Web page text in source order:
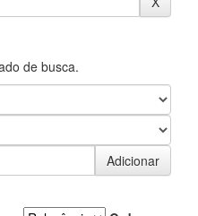
de busca.